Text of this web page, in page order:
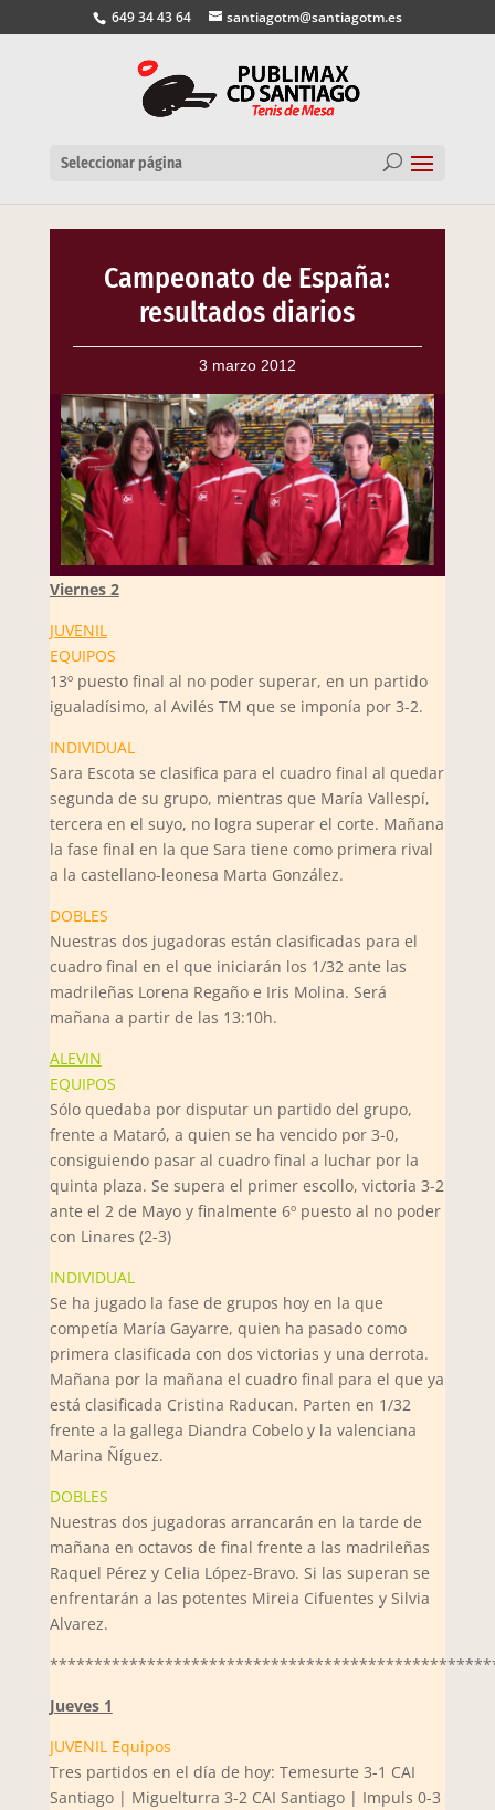
649 34 43 64 santiagotm@santiagotm.es
Seleccionar página
Campeonato de España:
resultados diarios
3 marzo 2012
Viernes 2
JUVENIL
EQUIPOS
13º puesto final al no poder superar, en un partido
igualadísimo, al Avilés TM que se imponía por 3-2.
INDIVIDUAL
Sara Escota se clasifica para el cuadro final al quedar
segunda de su grupo, mientras que María Vallespí,
tercera en el suyo, no logra superar el corte. Mañana
la fase final en la que Sara tiene como primera rival
a la castellano-leonesa Marta González.
DOBLES
Nuestras dos jugadoras están clasificadas para el
cuadro final en el que iniciarán los 1/32 ante las
madrileñas Lorena Regaño e Iris Molina. Será
mañana a partir de las 13:10h.
ALEVIN
EQUIPOS
Sólo quedaba por disputar un partido del grupo,
frente a Mataró, a quien se ha vencido por 3-0,
consiguiendo pasar al cuadro final a luchar por la
quinta plaza. Se supera el primer escollo, victoria 3-2
ante el 2 de Mayo y finalmente 6º puesto al no poder
con Linares (2-3)
INDIVIDUAL
Se ha jugado la fase de grupos hoy en la que
competía María Gayarre, quien ha pasado como
primera clasificada con dos victorias y una derrota.
Mañana por la mañana el cuadro final para el que ya
está clasificada Cristina Raducan. Parten en 1/32
frente a la gallega Diandra Cobelo y la valenciana
Marina Ñíguez.
DOBLES
Nuestras dos jugadoras arrancarán en la tarde de
mañana en octavos de final frente a las madrileñas
Raquel Pérez y Celia López-Bravo. Si las superan se
enfrentarán a las potentes Mireia Cifuentes y Silvia
Alvarez.
Jueves 1
JUVENIL Equipos
Tres partidos en el día de hoy: Temesurte 3-1 CAI
Santiago | Miguelturra 3-2 CAI Santiago | Impuls 0-3